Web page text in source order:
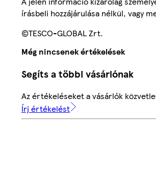
írásbeli hozzájárulása nélkül, vagy
©TESCO-GLOBAL Zrt.
Még nincsenek értékelések
Segíts a többi vásárlónak
Az értékeléseket a vásárlók
Írj értékelést